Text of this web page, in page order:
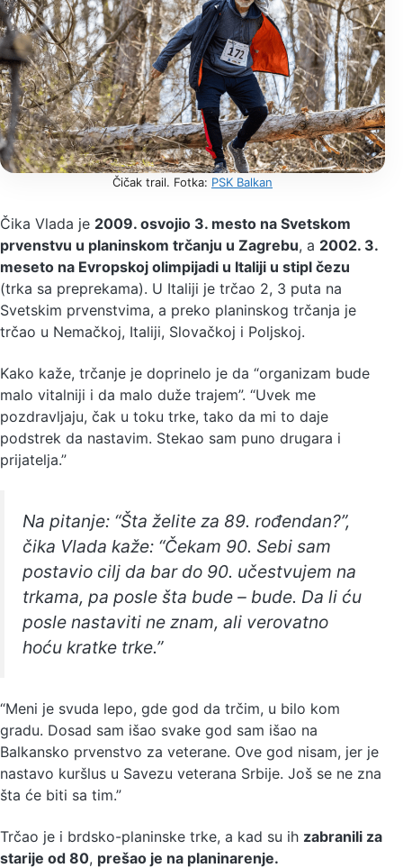
Čičak trail. Fotka: PSK Balkan
Čika Vlada je 2009. osvojio 3. mesto na Svetskom
prvenstvu u planinskom trčanju u Zagrebu, a 2002. 3.
meseto na Evropskoj olimpijadi u Italiji u stipl čezu
(trka sa preprekama). U Italiji je trčao 2, 3 puta na
Svetskim prvenstvima, a preko planinskog trčanja je
trčao u Nemačkoj, Italiji, Slovačkoj i Poljskoj.
Kako kaže, trčanje je doprinelo je da “organizam bude
malo vitalniji i da malo duže trajem”. “Uvek me
pozdravljaju, čak u toku trke, tako da mi to daje
podstrek da nastavim. Stekao sam puno drugara i
prijatelja.”
Na pitanje: “Šta želite za 89. rođendan?”,
čika Vlada kaže: “Čekam 90. Sebi sam
postavio cilj da bar do 90. učestvujem na
trkama, pa posle šta bude – bude. Da li ću
posle nastaviti ne znam, ali verovatno
hoću kratke trke.”
“Meni je svuda lepo, gde god da trčim, u bilo kom
gradu. Dosad sam išao svake god sam išao na
Balkansko prvenstvo za veterane. Ove god nisam, jer je
nastavo kuršlus u Savezu veterana Srbije. Još se ne zna
šta će biti sa tim.”
Trčao je i brdsko-planinske trke, a kad su ih zabranili za
starije od 80, prešao je na planinarenje.